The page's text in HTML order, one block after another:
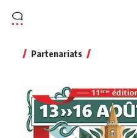
Partenariats